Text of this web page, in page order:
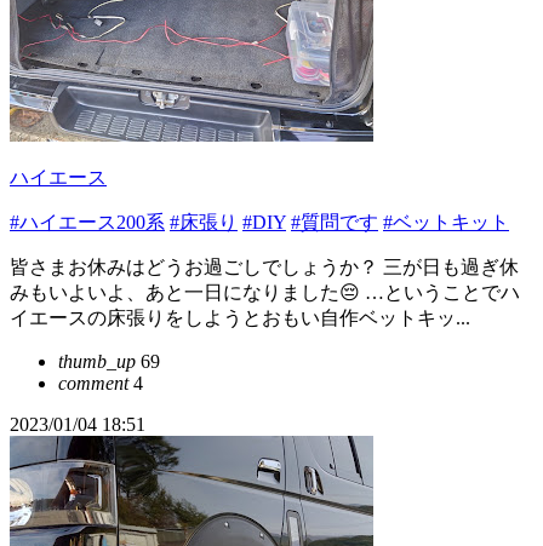
ハイエース
#ハイエース200系 #床張り #DIY #質問です #ベットキット
皆さまお休みはどうお過ごしでしょうか？ 三が日も過ぎ休
みもいよいよ、あと一日になりました😔 …ということでハ
イエースの床張りをしようとおもい自作ベットキッ...
thumb_up 69
comment4
2023/01/04 18:51